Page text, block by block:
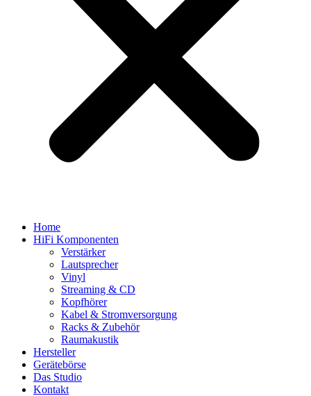
Home
HiFi Komponenten
Verstärker
Lautsprecher
Vinyl
Streaming & CD
Kopfhörer
Kabel & Stromversorgung
Racks & Zubehör
Raumakustik
Hersteller
Gerätebörse
Das Studio
Kontakt